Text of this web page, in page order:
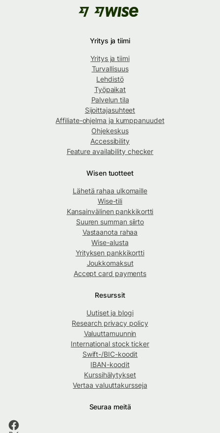
Yritys ja tiimi
Yritys ja tiimi
Turvallisuus
Lehdistö
Työpaikat
Palvelun tila
Sijoittajasuhteet
Affiliate-ohjelma ja kumppanuudet
Ohjekeskus
Accessibility
Feature availability checker
Wisen tuotteet
Lähetä rahaa ulkomaille
Wise-tili
Kansainvälinen pankkikortti
Suuren summan siirto
Vastaanota rahaa
Wise-alusta
Yrityksen pankkikortti
Joukkomaksut
Accept card payments
Resurssit
Uutiset ja blogi
Research privacy policy
Valuuttamuunnin
International stock ticker
Swift-/BIC-koodit
IBAN-koodit
Kurssihälytykset
Vertaa valuuttakursseja
Seuraa meitä